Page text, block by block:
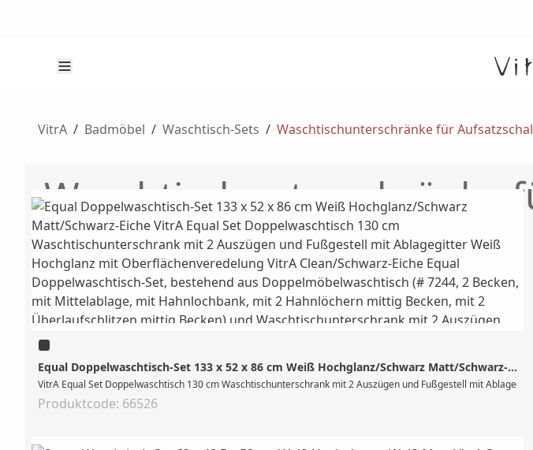
VitrA / Badmöbel / Waschtisch-Sets / Waschtischunterschränke für
Waschtischunterschränke
Equal Doppelwaschtisch-Set 133 x 52 x 86 cm Weiß Hochglanz/Schwarz Matt/Schwarz-Eiche
Produktcode: 66526